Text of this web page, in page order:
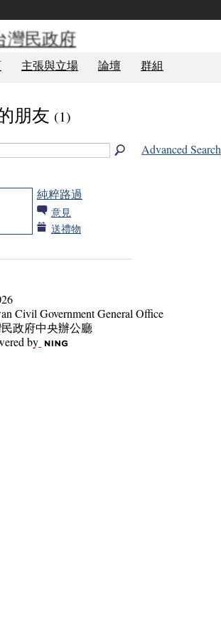
主張與立場 論壇 群組
朋友 (1)
Advanced Search
純粹路過
意見
送禮物
Civil Government General Office
政府中央辦公廳
by